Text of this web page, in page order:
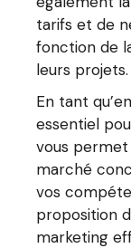
tarifs et de
fonction de
leurs projets.
En tant
essentiel
vous permet
marché
vos
proposition
marketing